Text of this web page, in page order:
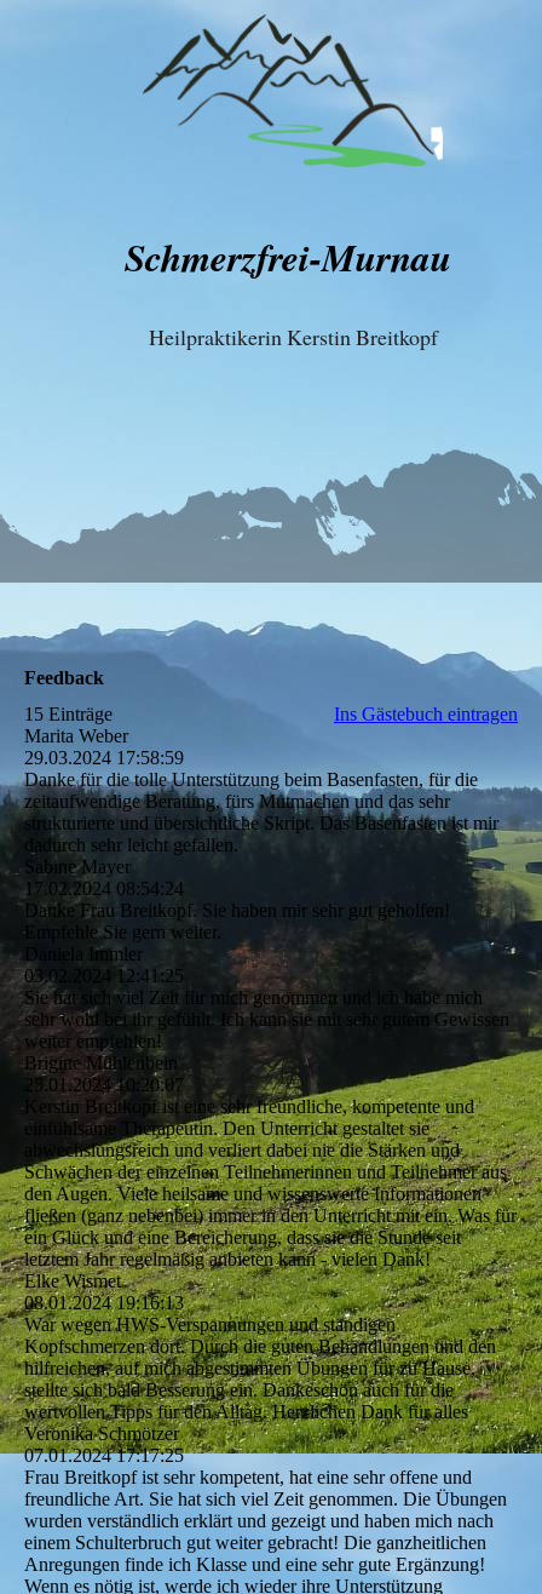
Schmerzfrei-Murnau
Heilpraktikerin Kerstin Breitkopf
Feedback
15 Einträge
Ins Gästebuch eintragen
Marita Weber
29.03.2024 17:58:59
Danke für die tolle Unterstützung beim Basenfasten, für die
zeitaufwendige Beratung, fürs Mutmachen und das sehr
strukturierte und übersichtliche Skript. Das Basenfasten ist mir
dadurch sehr leicht gefallen.
Sabine Mayer
17.02.2024 08:54:24
Danke Frau Breitkopf. Sie haben mir sehr gut geholfen!
Empfehle Sie gern weiter.
Daniela Immler
03.02.2024 12:41:25
Sie hat sich viel Zeit für mich genommen und ich habe mich
sehr wohl bei ihr gefühlt. Ich kann sie mit sehr gutem Gewissen
weiter empfehlen!
Brigitte Mühlenbein
25.01.2024 10:20:07
Kerstin Breitkopf ist eine sehr freundliche, kompetente und
einfühlsame Therapeutin. Den Unterricht gestaltet sie
abwechslungsreich und verliert dabei nie die Stärken und
Schwächen der einzelnen Teilnehmerinnen und Teilnehmer aus
den Augen. Viele heilsame und wissenswerte Informationen
fließen (ganz nebenbei) immer in den Unterricht mit ein. Was für
ein Glück und eine Bereicherung, dass sie die Stunde seit
letztem Jahr regelmäßig anbieten kann - vielen Dank!
Elke Wismet
08.01.2024 19:16:13
War wegen HWS-Verspannungen und ständigen
Kopfschmerzen dort. Durch die guten Behandlungen und den
hilfreichen, auf mich abgestimmten Übungen für zu Hause,
stellte sich bald Besserung ein. Dankeschön auch für die
wertvollen Tipps für den Alltag. Herzlichen Dank für alles
Veronika Schmötzer
07.01.2024 17:17:25
Frau Breitkopf ist sehr kompetent, hat eine sehr offene und
freundliche Art. Sie hat sich viel Zeit genommen. Die Übungen
wurden verständlich erklärt und gezeigt und haben mich nach
einem Schulterbruch gut weiter gebracht! Die ganzheitlichen
Anregungen finde ich Klasse und eine sehr gute Ergänzung!
Wenn es nötig ist, werde ich wieder ihre Unterstützung